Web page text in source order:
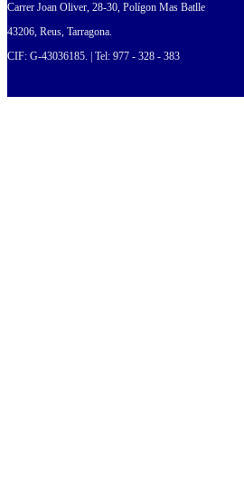
Carrer Joan Oliver, 28-30, Polígon Mas Batlle
43206, Reus, Tarragona.
CIF: G-43036185. | Tel: 977 - 328 - 383